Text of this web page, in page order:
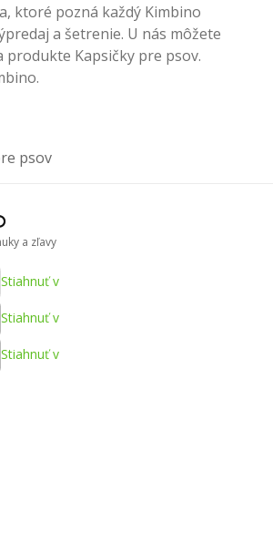
ktoré pozná každý Kimbino
a šetrenie. U nás môžete
produkte Kapsičky pre psov.
psov
a zľavy
Stiahnuť v
Stiahnuť v
Stiahnuť v